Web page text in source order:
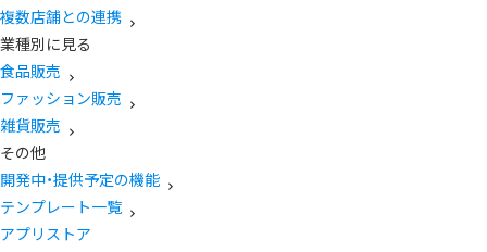
複数店舗との連携
業種別に見る
食品販売
ファッション販売
雑貨販売
その他
開発中・提供予定の機能
テンプレート一覧
アプリストア